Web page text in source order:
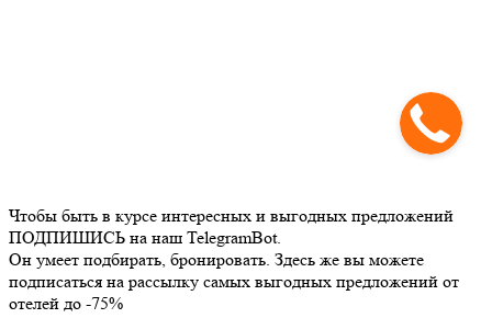
Чтобы быть в курсе интересных и выгодных предложений
ПОДПИШИСЬ на наш TelegramBot.
Он умеет подбирать, бронировать. Здесь же вы можете
подписаться на рассылку самых выгодных предложений от
отелей до -75%